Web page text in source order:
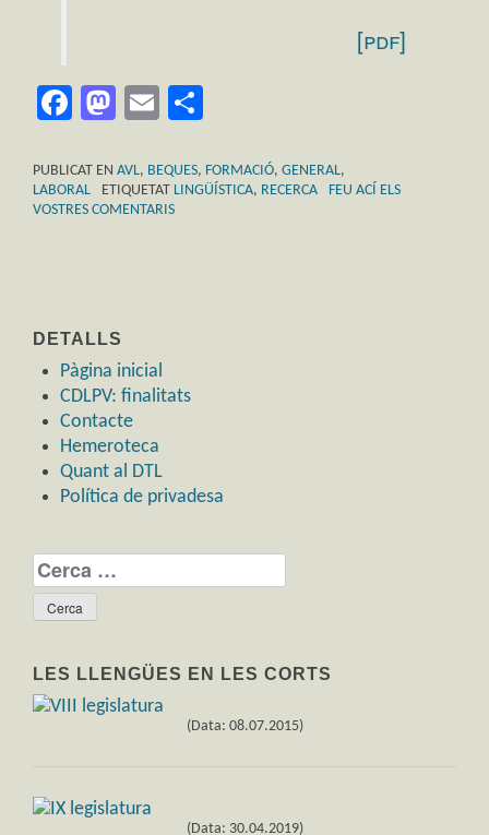
[pdf]
Facebook
Mastodon
Email
PUBLICAT EN AVL, BEQUES, FORMACIÓ, GENERAL,
LABORAL
ETIQUETAT LINGÜÍSTICA, RECERCA
FEU ACÍ ELS
VOSTRES COMENTARIS
DETALLS
Pàgina inicial
CDLPV: finalitats
Contacte
Hemeroteca
Quant al DTL
Política de privadesa
Cerca:
LES LLENGÜES EN LES CORTS
(Data: 08.07.2015)
(Data: 30.04.2019)